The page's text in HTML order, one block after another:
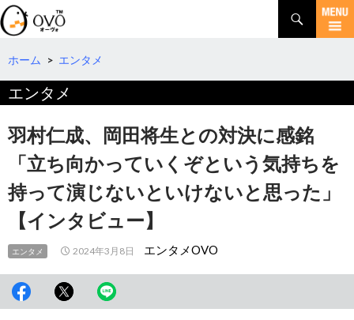
検
索
コ
テ
へ
移
動
ホーム > エンタメ
エンタメ
羽村仁成、岡田将生との対決に感銘
「立ち向かっていくぞという気持ちを
持って演じないといけないと思った」
【インタビュー】
エンタメ 2024年3月8日 エンタメOVO